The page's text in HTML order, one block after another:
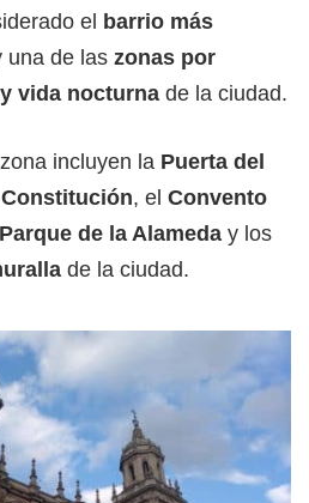
el barrio más
una de las zonas por
vida nocturna de la ciudad.
incluyen la Puerta del
, el Convento
Parque de la Alameda y los
de la ciudad.